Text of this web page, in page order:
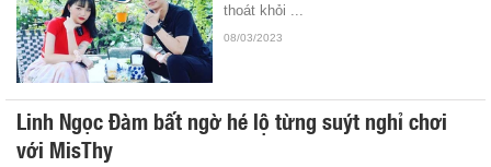
thoát khỏi ...
08/03/2023
Linh Ngọc Đàm bất ngờ hé lộ từng suýt nghỉ chơi
với MisThy